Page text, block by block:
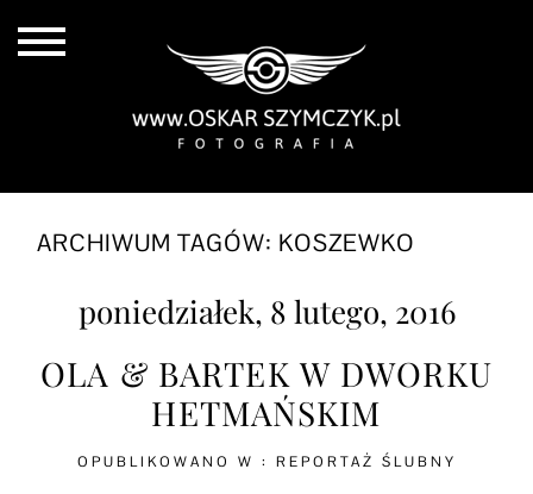
ARCHIWUM TAGÓW: KOSZEWKO
poniedziałek, 8 lutego, 2016
OLA & BARTEK W DWORKU
HETMAŃSKIM
OPUBLIKOWANO W : REPORTAŻ ŚLUBNY